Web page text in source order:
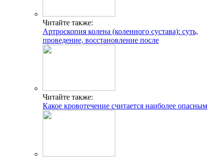
Читайте также:
Артроскопия колена (коленного сустава): суть,
проведение, восстановление после
Читайте также:
Какое кровотечение считается наиболее опасным